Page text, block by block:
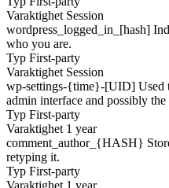
Varaktighet Session
wordpress_logged_in_[hash]
who you are.
Typ First-party
Varaktighet Session
wp-settings-{time}-[UID] Used
admin interface and possibly
Typ First-party
Varaktighet 1 year
comment_author_{HASH}
retyping it.
Typ First-party
Varaktighet 1 year